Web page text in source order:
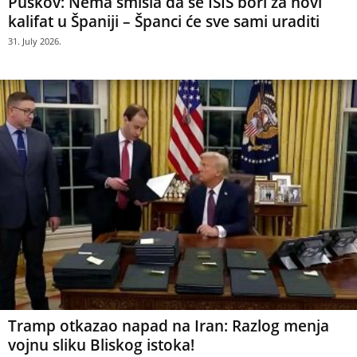
kalifat u Španiji – Španci će sve sami uraditi
31. July 2026.
Tramp otkazao napad na Iran: Razlog menja
vojnu sliku Bliskog istoka!